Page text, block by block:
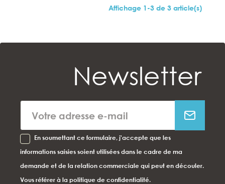
Affichage 1-3 de 3 article(s)
Newsletter
En soumettant ce formulaire, j'accepte que les
informations saisies soient utilisées dans le cadre de ma
demande et de la relation commerciale qui peut en découler.
Vous référer à la politique de confidentialité.